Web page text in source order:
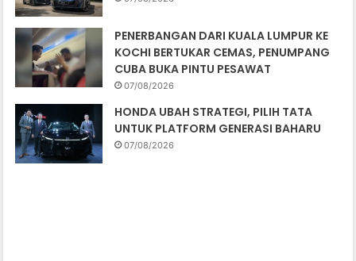
PENERBANGAN DARI KUALA LUMPUR KE
KOCHI BERTUKAR CEMAS, PENUMPANG
CUBA BUKA PINTU PESAWAT
07/08/2026
HONDA UBAH STRATEGI, PILIH TATA
UNTUK PLATFORM GENERASI BAHARU
07/08/2026